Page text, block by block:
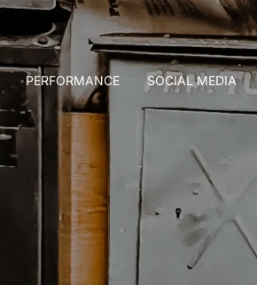
PERFORMANCE SOCIAL MEDIA